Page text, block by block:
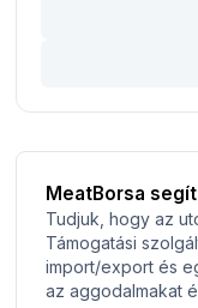
MeatBorsa
Tudjuk, hogy az
Támogatási
import/export és
az aggodalmakat